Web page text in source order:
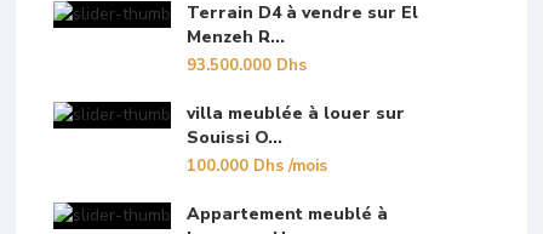
Terrain D4 à vendre sur El
Menzeh R...
93.500.000 Dhs
villa meublée à louer sur
Souissi O...
100.000 Dhs/mois
Appartement meublé à